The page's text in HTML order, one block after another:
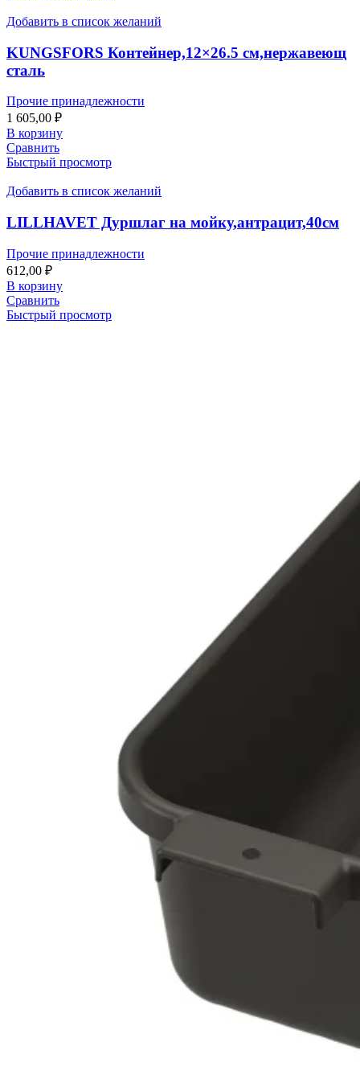
Добавить в список желаний
KUNGSFORS Контейнер,12×26.5 см,нержавеющ
сталь
Прочие принадлежности
1 605,00 ₽
В корзину
Сравнить
Быстрый просмотр
Добавить в список желаний
LILLHAVET Дуршлаг на мойку,антрацит,40см
Прочие принадлежности
612,00 ₽
В корзину
Сравнить
Быстрый просмотр